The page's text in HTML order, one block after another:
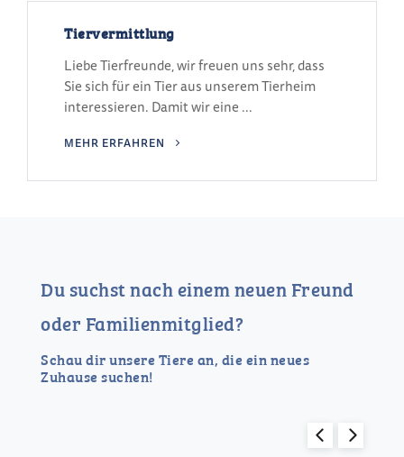
Tiervermittlung
Liebe Tierfreunde, wir freuen uns sehr, dass
Sie sich für ein Tier aus unserem Tierheim
interessieren. Damit wir eine ...
MEHR ERFAHREN
Du suchst nach einem neuen Freund
oder Familienmitglied?
Schau dir unsere Tiere an, die ein neues
Zuhause suchen!